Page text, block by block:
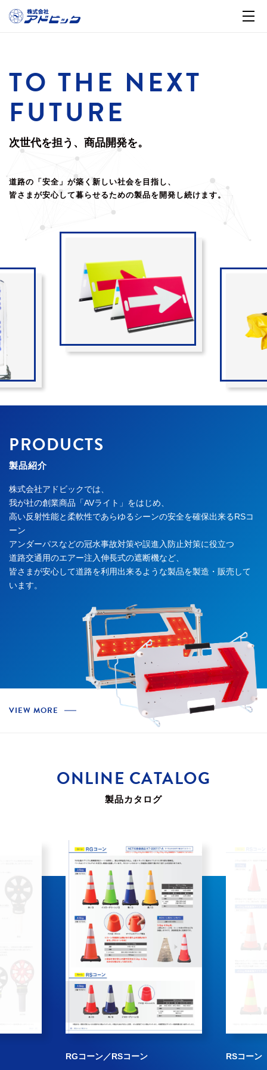
TO THE NEXT
FUTURE
次世代を担う、商品開発を。
道路の「安全」が築く新しい社会を目指し、
皆さまが安心して暮らせるための製品を開発し続けます。
PRODUCTS
製品紹介
株式会社アドビックでは、
我が社の創業商品「AVライト」をはじめ、
高い反射性能と柔軟性であらゆるシーンの安全を確保出来るRSコ
ーン
アンダーパスなどの冠水事故対策や誤進入防止対策に役立つ
道路交通用のエアー注入伸長式の遮断機など、
皆さまが安心して道路を利用出来るような製品を製造・販売して
います。
VIEW MORE
ONLINE CATALOG
製品カタログ
RGコーン／RSコーン RSコーン